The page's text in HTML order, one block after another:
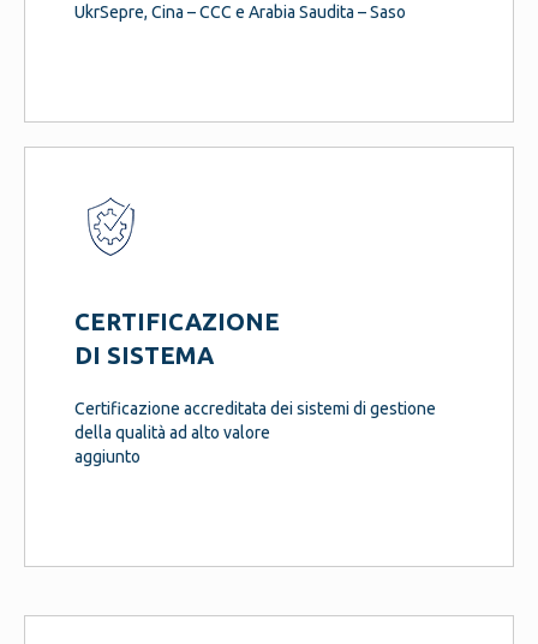
UkrSepre, Cina – CCC e Arabia Saudita – Saso
CERTIFICAZIONE
DI SISTEMA
Certificazione accreditata dei sistemi di gestione
della qualità ad alto valore
aggiunto